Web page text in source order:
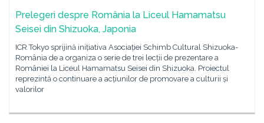
Prelegeri despre România la Liceul Hamamatsu
Seisei din Shizuoka, Japonia
ICR Tokyo sprijină inițiativa Asociației Schimb Cultural Shizuoka-
România de a organiza o serie de trei lecții de prezentare a
României la Liceul Hamamatsu Seisei din Shizuoka. Proiectul
reprezintă o continuare a acțiunilor de promovare a culturii și
valorilor